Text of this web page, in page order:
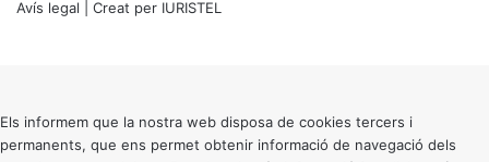
Avís legal | Creat per IURISTEL
button
Els informem que la nostra web disposa de cookies tercers i
permanents, que ens permet obtenir informació de navegació dels